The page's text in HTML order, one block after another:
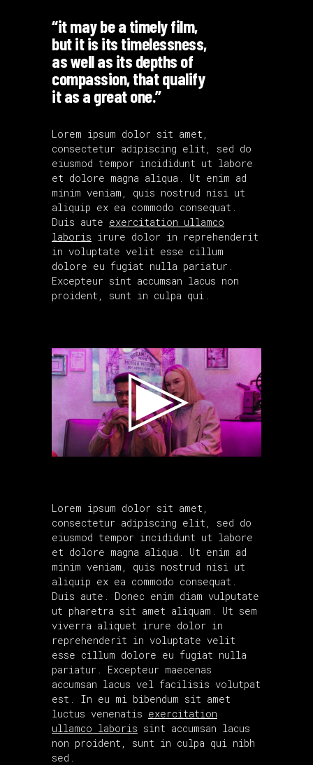
“it may be a timely film,
but it is its timelessness,
as well as its depths of
compassion, that qualify
it as a great one.”
Lorem ipsum dolor sit amet,
consectetur adipiscing elit, sed do
eiusmod tempor incididunt ut labore
et dolore magna aliqua. Ut enim ad
minim veniam, quis nostrud nisi ut
aliquip ex ea commodo consequat.
Duis aute exercitation ullamco
laboris irure dolor in reprehenderit
in voluptate velit esse cillum
dolore eu fugiat nulla pariatur.
Excepteur sint accumsan lacus non
proident, sunt in culpa qui.
Lorem ipsum dolor sit amet,
consectetur adipiscing elit, sed do
eiusmod tempor incididunt ut labore
et dolore magna aliqua. Ut enim ad
minim veniam, quis nostrud nisi ut
aliquip ex ea commodo consequat.
Duis aute. Donec enim diam vulputate
ut pharetra sit amet aliquam. Ut sem
viverra aliquet irure dolor in
reprehenderit in voluptate velit
esse cillum dolore eu fugiat nulla
pariatur. Excepteur maecenas
accumsan lacus vel facilisis volutpat
est. In eu mi bibendum sit amet
luctus venenatis exercitation
ullamco laboris sint accumsan lacus
non proident, sunt in culpa qui nibh
sed.